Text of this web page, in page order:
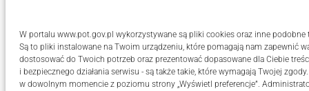
W portalu www.pot.gov.pl wykorzystywane są pliki cookies oraz inne
Są to pliki instalowane na Twoim urządzeniu, które pomagają nam zapewnić
dostosować do Twoich potrzeb oraz prezentować dopasowane dla Ciebie
i bezpiecznego działania serwisu - są także takie, które wymagają Twojej
w dowolnym momencie z poziomu strony „Wyświetl preferencje”.